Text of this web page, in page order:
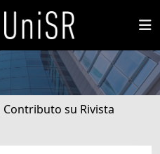
Contributo su Rivista